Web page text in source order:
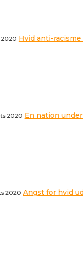
2020 Hvid anti-
2020 En nation
2020 Angst for hvid